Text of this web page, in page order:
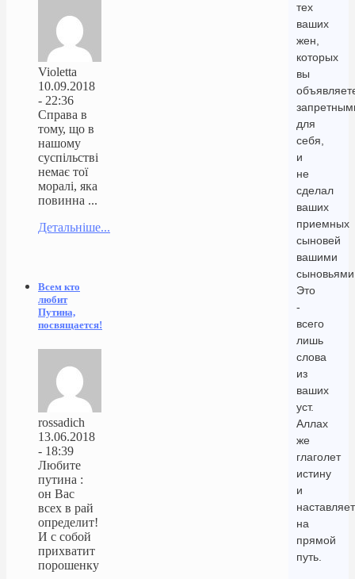
тех
ваших
жен,
которых
вы
для
себя,
и
не
сделал
ваших
приемных
сыновей
вашими
Это
-
всего
лишь
слова
из
ваших
уст.
Аллах
же
глаголет
истину
и
наставляет
на
прямой
путь.
Violetta
10.09.2018
- 22:36
Справа в
тому, що в
нашому
суспільстві
немає тої
моралі, яка
повинна ...
Детальніше...
Всем кто
любит
Путина,
посвящается!
rossadich
13.06.2018
- 18:39
Любите
путина :
он Вас
всех в рай
определит!
И с собой
прихватит
порошенку